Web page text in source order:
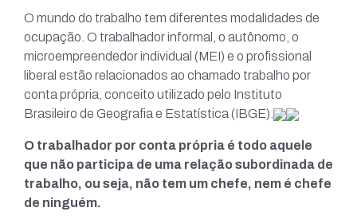
O mundo do trabalho tem diferentes modalidades de
ocupação. O trabalhador informal, o autônomo, o
microempreendedor individual (MEI) e o profissional
liberal estão relacionados ao chamado trabalho por
conta própria, conceito utilizado pelo Instituto
Brasileiro de Geografia e Estatística (IBGE).
O trabalhador por conta própria é todo aquele
que não participa de uma relação subordinada de
trabalho, ou seja, não tem um chefe, nem é chefe
de ninguém.